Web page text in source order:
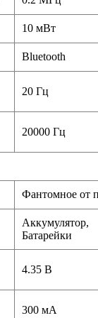
10 мВт
Bluetooth
20 Гц
20000 Гц
Фантомное от
Аккумулятор,
Батарейки
4.35 В
300 мА